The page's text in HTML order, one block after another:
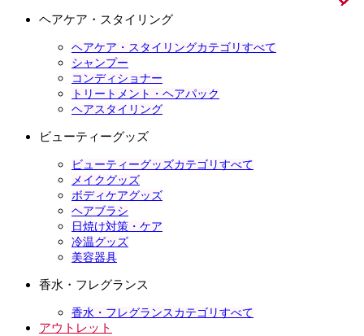
ヘアケア・スタイリング
ヘアケア・スタイリングカテゴリすべて
シャンプー
コンディショナー
トリートメント・ヘアパック
ヘアスタイリング
ビューティーグッズ
ビューティーグッズカテゴリすべて
メイクグッズ
ボディケアグッズ
ヘアブラシ
日焼け対策・ケア
冷温グッズ
美容器具
香水・フレグランス
香水・フレグランスカテゴリすべて
アウトレット